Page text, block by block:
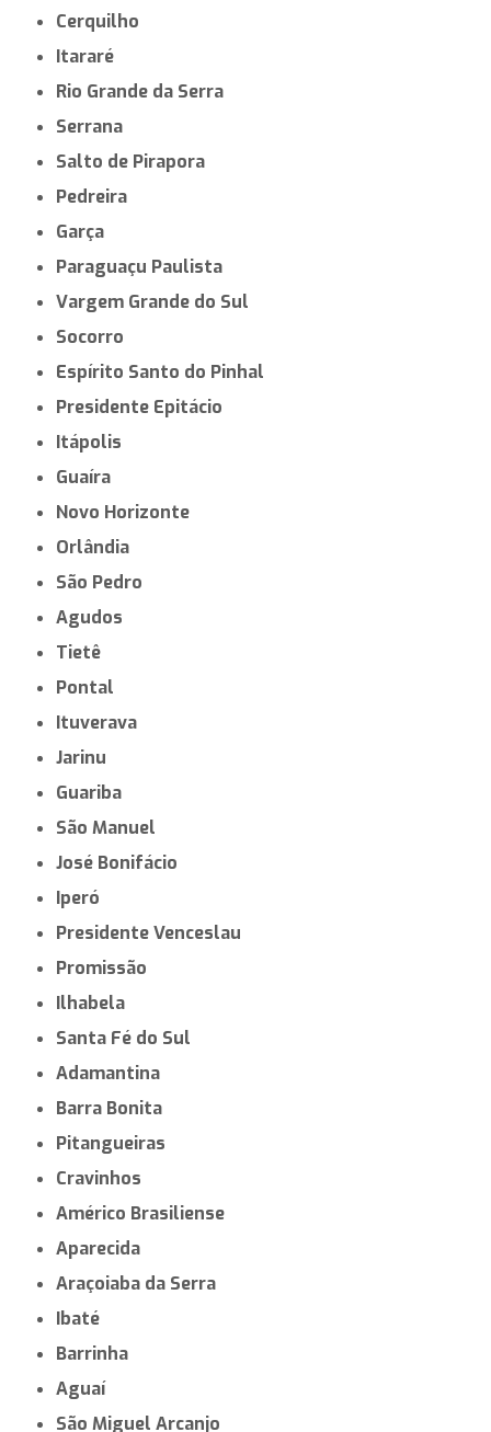
Cerquilho
Itararé
Rio Grande da Serra
Serrana
Salto de Pirapora
Pedreira
Garça
Paraguaçu Paulista
Vargem Grande do Sul
Socorro
Espírito Santo do Pinhal
Presidente Epitácio
Itápolis
Guaíra
Novo Horizonte
Orlândia
São Pedro
Agudos
Tietê
Pontal
Ituverava
Jarinu
Guariba
São Manuel
José Bonifácio
Iperó
Presidente Venceslau
Promissão
Ilhabela
Santa Fé do Sul
Adamantina
Barra Bonita
Pitangueiras
Cravinhos
Américo Brasiliense
Aparecida
Araçoiaba da Serra
Ibaté
Barrinha
Aguaí
São Miguel Arcanjo